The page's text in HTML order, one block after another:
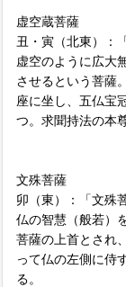
虚空蔵菩薩
丑・寅（北東）：
虚空のように広大
させるという菩薩
座に坐し、五仏宝
つ。求聞持法の本尊
文殊菩薩
卯（東）：「文殊
仏の智慧（般若）
菩薩の上首とされ
って仏の左側に侍
る。